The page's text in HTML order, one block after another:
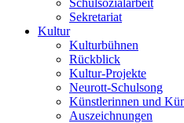
Schulsozialarbeit
Sekretariat
Kultur
Kulturbühnen
Rückblick
Kultur-Projekte
Neurott-Schulsong
Künstlerinnen und
Auszeichnungen